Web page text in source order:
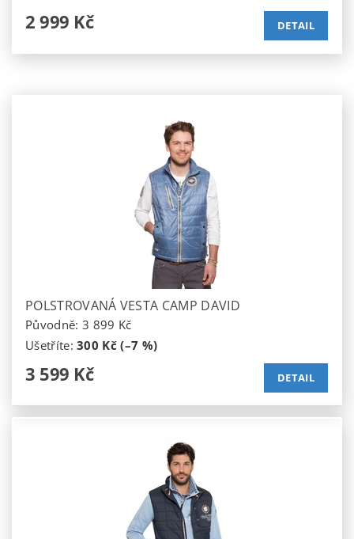
2 999 Kč DETAIL
POLSTROVANÁ VESTA CAMP DAVID
Původně: 3 899 Kč
Ušetříte:300 Kč (–7 %)
3 599 Kč DETAIL